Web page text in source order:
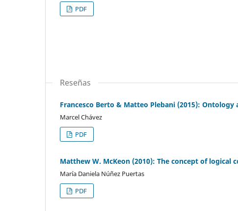
PDF
Reseñas
Francesco Berto & Matteo Plebani (2015):
Marcel Chávez
PDF
Matthew W. McKeon (2010): The concept of
María Daniela Núñez Puertas
PDF